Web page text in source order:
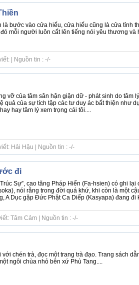
là bước vào cửa hiếu, cửa hiếu cũng là cửa tỉnh
mỗi người luôn cất lên tiếng nói yêu thương và
| Nguồn tin : -/-
vỡ của tâm sân hận giận dữ - phát sinh do tâm
quả của sự tích tập các tư duy ác bất thiện như
hay tâm lý xem trọng cái tôi....
Hải Hậu | Nguồn tin : -/-
đi
Sự”, cao tăng Pháp Hiển (Fa-hsien) có ghi lại
nói rằng trong đời quá khứ, khi còn là một
A Dục gặp Đức Phật Ca Diếp (Kasyapa) đang đi
Tâm Cảm | Nguồn tin : -/-
chén trà, đọc một trang trà đạo. Trang sách
ngôi chùa nhỏ bên xứ Phù Tang....